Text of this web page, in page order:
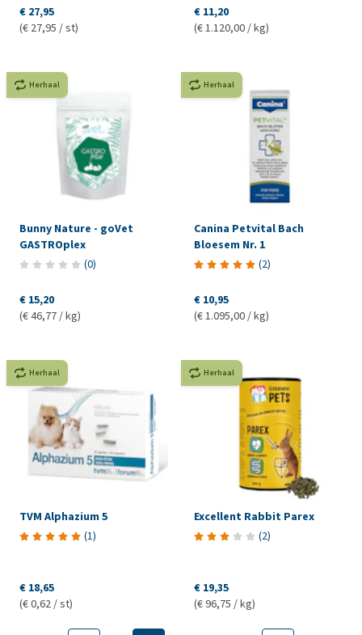
€ 27,95
(€ 27,95 / st)
€ 11,20
(€ 1.120,00 / kg)
Herhaal
Bunny Nature - goVet
GASTROplex
(0)
€ 15,20
(€ 46,77 / kg)
Herhaal
Canina Petvital Bach
Bloesem Nr. 1
(2)
€ 10,95
(€ 1.095,00 / kg)
Herhaal
TVM Alphazium 5
(1)
€ 18,65
(€ 0,62 / st)
Herhaal
Excellent Rabbit Parex
(2)
€ 19,35
(€ 96,75 / kg)